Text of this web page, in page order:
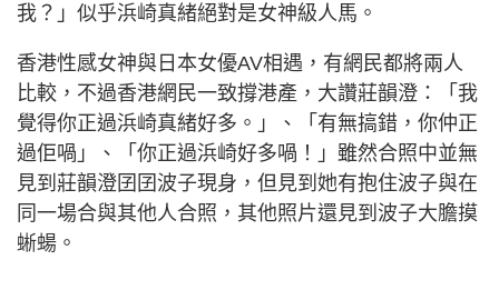
我？」似乎浜崎真緒絕對是女神級人馬。
香港性感女神與日本女優AV相遇，有網民都將兩人
比較，不過香港網民一致撐港產，大讚莊韻澄：「我
覺得你正過浜崎真緒好多。」、「有無搞錯，你仲正
過佢喎」、「你正過浜崎好多喎！」雖然合照中並無
見到莊韻澄囝囝波子現身，但見到她有抱住波子與在
同一場合與其他人合照，其他照片還見到波子大膽摸
蜥蝪。